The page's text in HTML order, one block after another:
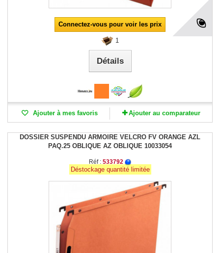
Connectez-vous pour voir les prix
1
Détails
Ajouter à mes favoris Ajouter au comparateur
DOSSIER SUSPENDU ARMOIRE VELCRO FV ORANGE AZL
PAQ.25 OBLIQUE AZ OBLIQUE 10033054
Réf : 533792
Déstockage quantité limitée